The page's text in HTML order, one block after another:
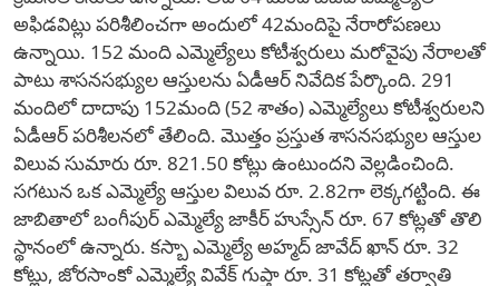
అఫిడవిట్లు పరిశీలించగా అందులో 42మందిపై నేరారోపణలు
ఉన్నాయి. 152 మంది ఎమ్మెల్యేలు కోటీశ్వరులు మరోవైపు నేరాలతో
పాటు శాసనసభ్యుల ఆస్తులను ఏడీఆర్​ నివేదిక పేర్కొంది. 291
మందిలో దాదాపు 152మంది (52 శాతం) ఎమ్మెల్యేలు కోటీశ్వరులని
ఏడీఆర్ పరిశీలనలో తేలింది. మొత్తం ప్రస్తుత శాసనసభ్యుల ఆస్తుల
విలువ సుమారు రూ. 821.50 కోట్లు ఉంటుందని వెల్లడించింది.
సగటున ఒక ఎమ్మెల్యే ఆస్తుల విలువ రూ. 2.82గా లెక్కగట్టింది. ఈ
జాబితాలో బంగీపుర్​ ఎమ్మెల్యే జాకీర్ హుస్సేన్​ రూ. 67 కోట్లతో తొలి
స్థానంలో ఉన్నారు. కస్బా ఎమ్మెల్యే అహ్మద్​ జావేద్​ ఖాన్​ రూ. 32
కోట్లు, జోరసాంకో ఎమ్మెల్యే వివేక్ గుప్తా రూ. 31 కోట్లతో తర్వాతి